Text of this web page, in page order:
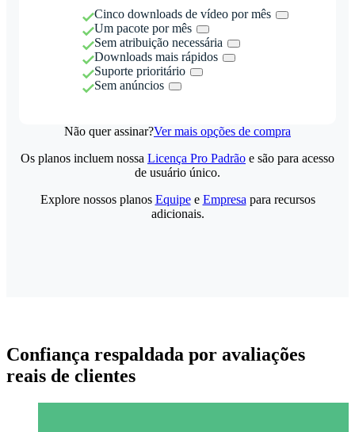
Cinco downloads de vídeo por mês
Um pacote por mês
Sem atribuição necessária
Downloads mais rápidos
Suporte prioritário
Sem anúncios
Não quer assinar?Ver mais opções de compra
Os planos incluem nossa Licença Pro Padrão e são para acesso
de usuário único.
Explore nossos planos Equipee Empresa para recursos
adicionais.
Confiança respaldada por avaliações
reais de clientes